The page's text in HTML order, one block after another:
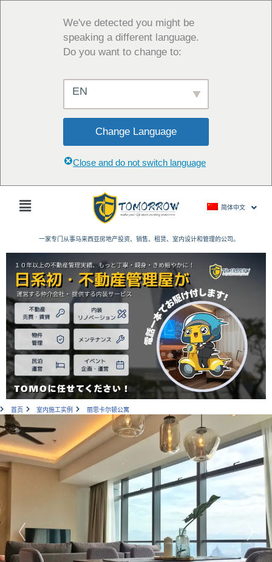
We've detected you might be
speaking a different language.
Do you want to change to:
EN
Change Language
Close and do not switch language
主
简体中文
一家专门从事马来西亚房地产投资、销售、租赁、室内设计和管理的公司。
首页 室内施工实例 丽思卡尔顿公寓